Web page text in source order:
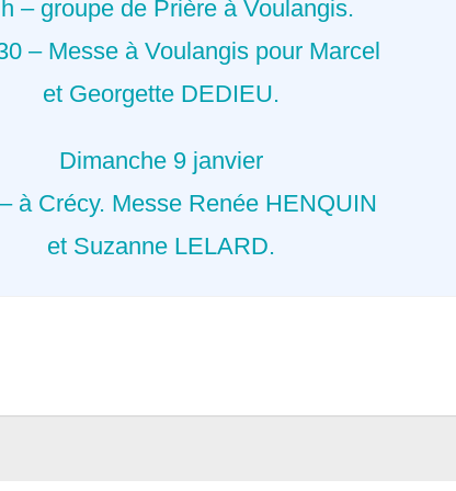
– groupe de Prière à Voulangis.
– Messe à Voulangis pour Marcel
et Georgette DEDIEU.
Dimanche 9 janvier
à Crécy. Messe Renée HENQUIN
et Suzanne LELARD.